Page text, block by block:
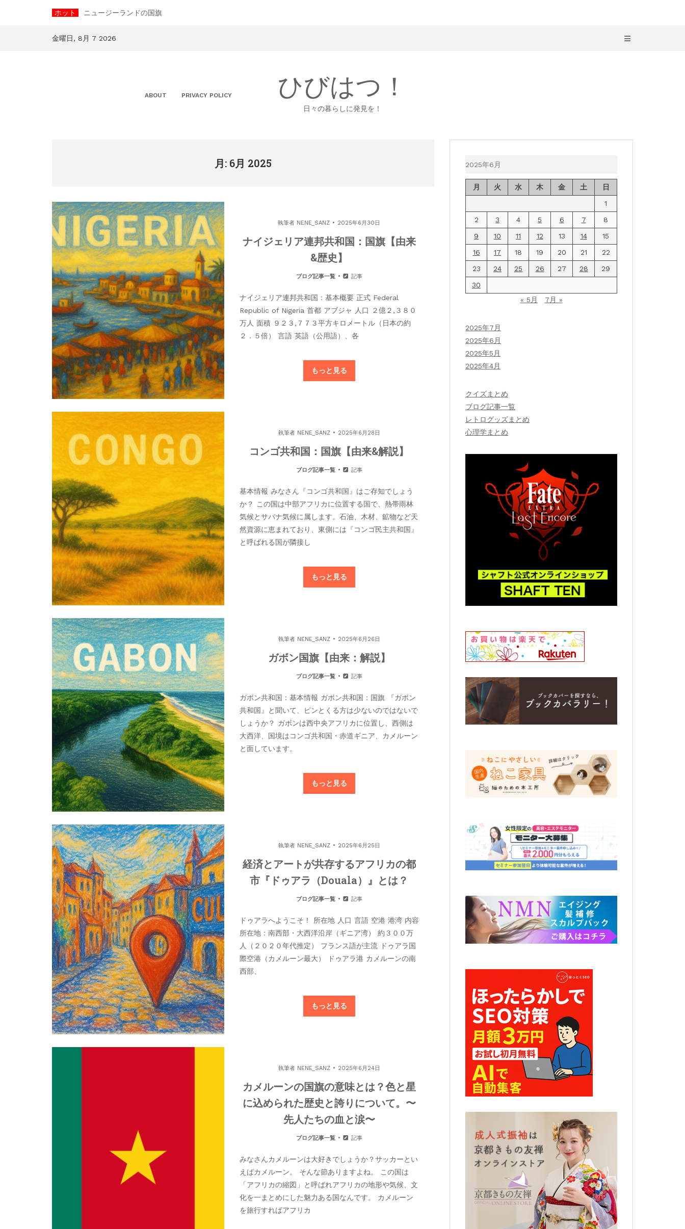
ホット ニュージーランドの国旗
金曜日, 8月 7 2026
ABOUT PRIVACY POLICY ひびはつ！
日々の暮らしに発見を！
月: 6月 2025
執筆者 NENE_SANZ 2025年6月30日
ナイジェリア連邦共和国：国旗【由来
&歴史】
ブログ記事一覧 記事
ナイジェリア連邦共和国：基本概要 正式 Federal
Republic of Nigeria 首都 アブジャ 人口 ２億２,３８０
万人 面積 ９２３,７７３平方キロメートル（日本の約
２．５倍） 言語 英語（公用語）、各
もっと見る
執筆者 NENE_SANZ 2025年6月28日
コンゴ共和国：国旗【由来&解説】
ブログ記事一覧 記事
基本情報 みなさん『コンゴ共和国』はご存知でしょう
か？ この国は中部アフリカに位置する国で、熱帯雨林
気候とサバナ気候に属します。石油、木材、鉱物など天
然資源に恵まれており、東側には『コンゴ民主共和国』
と呼ばれる国が隣接し
もっと見る
執筆者 NENE_SANZ 2025年6月26日
ガボン国旗【由来：解説】
ブログ記事一覧 記事
ガボン共和国：基本情報 ガボン共和国：国旗 『ガボン
共和国』と聞いて、ピンとくる方は少ないのではないで
しょうか？ ガボンは西中央アフリカに位置し、西側は
大西洋、国境はコンゴ共和国・赤道ギニア、カメルーン
と面しています。
もっと見る
執筆者 NENE_SANZ 2025年6月25日
経済とアートが共存するアフリカの都
市『ドゥアラ（Douala）』とは？
ブログ記事一覧 記事
ドゥアラへようこそ！ 所在地 人口 言語 空港 港湾 内容
所在地：南西部・大西洋沿岸（ギニア湾） 約３００万
人（２０２０年代推定） フランス語が主流 ドゥアラ国
際空港（カメルーン最大） ドゥアラ港 カメルーンの南
西部、
もっと見る
執筆者 NENE_SANZ 2025年6月24日
カメルーンの国旗の意味とは？色と星
に込められた歴史と誇りについて。〜
先人たちの血と涙〜
ブログ記事一覧 記事
みなさんカメルーンは大好きでしょうか？サッカーとい
えばカメルーン。 そんな節ありますよね。 この国は
「アフリカの縮図」と呼ばれアフリカの地形や気候、文
化を一まとめにした魅力ある国なんです。 カメルーン
を旅行すればアフリカ
2025年6月
月 火 水 木 金 土
日
1
2
3 4 5 6 7
8
9
10 11 12 13 14
15
16
17 18 19 20 21
22
23
24 25 26 27 28
29
30
« 5月
7月 »
2025年7月
2025年6月
2025年5月
2025年4月
クイズまとめ
ブログ記事一覧
レトログッズまとめ
心理学まとめ